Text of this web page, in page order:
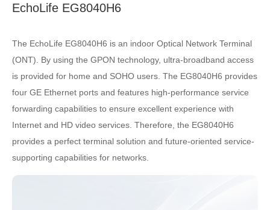
EchoLife EG8040H6
The EchoLife EG8040H6 is an indoor Optical Network Terminal
(ONT). By using the GPON technology, ultra-broadband access
is provided for home and SOHO users. The EG8040H6 provides
four GE Ethernet ports and features high-performance service
forwarding capabilities to ensure excellent experience with
Internet and HD video services. Therefore, the EG8040H6
provides a perfect terminal solution and future-oriented service-
supporting capabilities for networks.